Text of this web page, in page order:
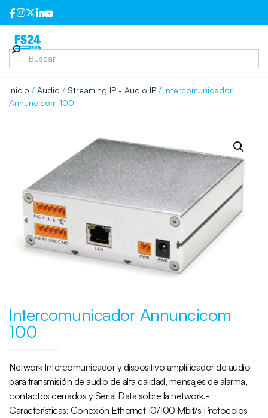
Inicio / Audio / Streaming IP - Audio IP / Intercomunicador
Annuncicom 100
Intercomunicador Annuncicom
100
Network Intercomunicador y dispositivo amplificador de audio
para transmisión de audio de alta calidad, mensajes de alarma,
contactos cerrados y Serial Data sobre la network.-
Características: Conexión Ethernet 10/100 Mbit/s Protocolos